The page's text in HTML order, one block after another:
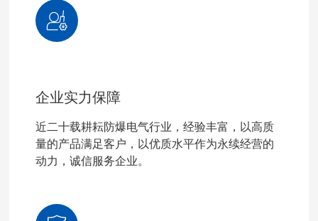
企业实力保障
近二十载耕耘防爆电气行业，经验丰富，以高质
量的产品满足客户，以优质水平作为永续经营的
动力，诚信服务企业。